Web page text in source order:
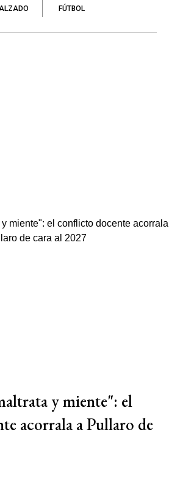
FÚTBOL
y miente": el
acorrala a Pullaro de